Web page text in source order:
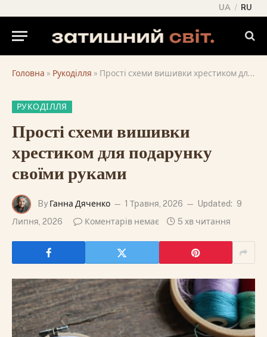
UA / RU
Головна » Рукоділля » Прості схеми вишивки хрестиком для подарунку своїми руками
РУКОДІЛЛЯ
Прості схеми вишивки
хрестиком для подарунку
своїми руками
By Ганна Дяченко 1 Травня, 2026 Updated: 9
Липня, 2026
Коментарів немає 5 хв читання